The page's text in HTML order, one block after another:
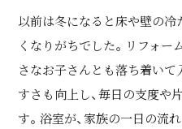
以前は冬になると床や壁の冷
くなりがちでした。リフォー
さなお子さんとも落ち着い
すさも向上し、毎日の支度や
す。浴室が、家族の一日の流